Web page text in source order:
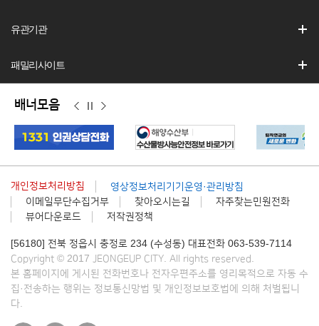
유관기관
패밀리사이트
배너모음
이
전
정
지
다
음
개인정보처리방침
영상정보처리기기운영·관리방침
이메일무단수집거부
찾아오시는길
자주찾는민원전화
뷰어다운로드
저작권정책
[56180] 전북 정읍시 충정로 234 (수성동) 대표전화 063-539-7114
Copyright © 2017 JEONGEUP CITY. All rights reserved.
본 홈페이지에 게시된 전화번호나 전자우편주소를 영리목적으로 자동 수
집·전송하는 행위는 정보통신망법 및 개인정보보호법에 의해 처벌됩니
다.